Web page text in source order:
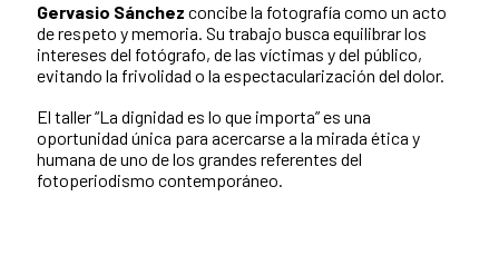
Gervasio Sánchez concibe la fotografía como un acto
de respeto y memoria. Su trabajo busca equilibrar los
intereses del fotógrafo, de las víctimas y del público,
evitando la frivolidad o la espectacularización del dolor.
El taller “La dignidad es lo que importa” es una
oportunidad única para acercarse a la mirada ética y
humana de uno de los grandes referentes del
fotoperiodismo contemporáneo.